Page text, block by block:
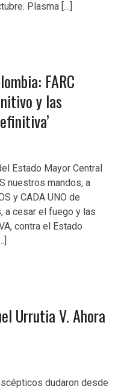
Plasma […]
FARC
y las
Estado Mayor Central
nuestros mandos, a
y CADA UNO de
a cesar el fuego y las
contra el Estado
Urrutia V. Ahora
dudaron desde